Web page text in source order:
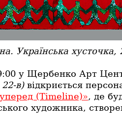
Українська хусточка,
у Щербенко Арт
в) відкриється
(Timeline)», де
художника,